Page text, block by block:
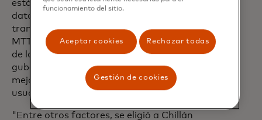
estándar EMV (tecnología que emplea
datos digitales dinámicos en cada
transacción) nació de la iniciativa del
MTT, el cual trabaja en la modernización
de los sistemas de pago del transporte
gubernamental en regiones, para así
mejorar la calidad de vida de sus
usuarios.
"Entre otros factores, se eligió a Chillán
funcionamiento del sitio.
Aceptar cookies Rechazar todas
Gestión de cookies